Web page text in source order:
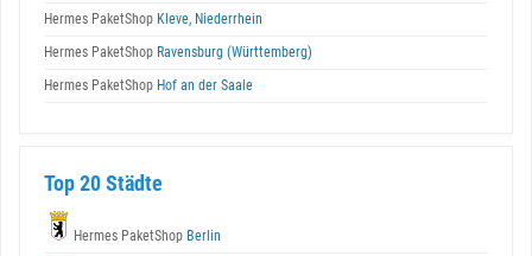
Hermes PaketShop Kleve, Niederrhein
Hermes PaketShop Ravensburg (Württemberg)
Hermes PaketShop Hof an der Saale
Top 20 Städte
Hermes PaketShop Berlin